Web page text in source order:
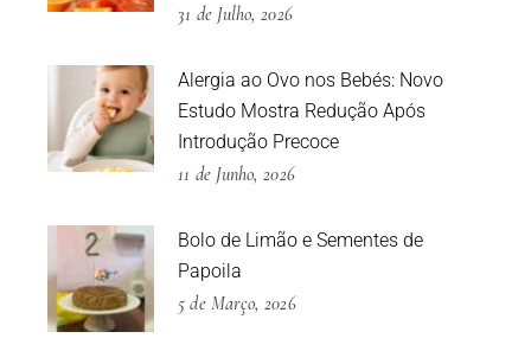
31 de Julho, 2026
Alergia ao Ovo nos Bebés: Novo
Estudo Mostra Redução Após
Introdução Precoce
11 de Junho, 2026
Bolo de Limão e Sementes de
Papoila
5 de Março, 2026